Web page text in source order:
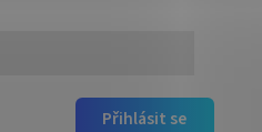
Přihlásit se